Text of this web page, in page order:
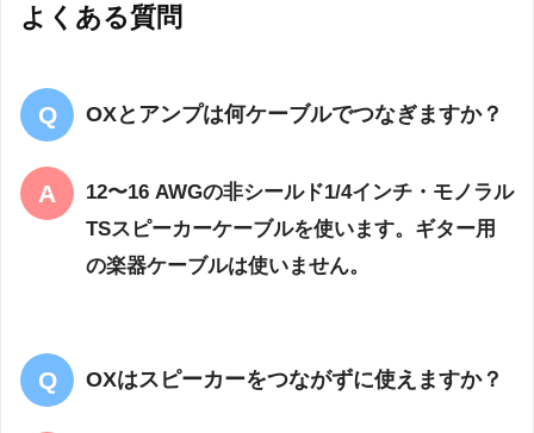
よくある質問
OXとアンプは何ケーブルでつなぎますか？
12〜16 AWGの非シールド1/4インチ・モノラル
TSスピーカーケーブルを使います。ギター用
の楽器ケーブルは使いません。
OXはスピーカーをつながずに使えますか？